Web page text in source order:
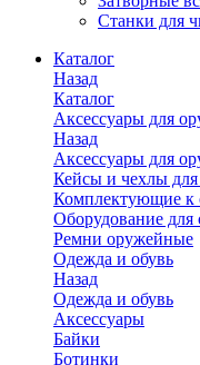
Станки для
Каталог
Назад
Каталог
Аксессуары для
Назад
Аксессуары для
Кейсы и чехлы
Комплектующие
Оборудование для
Ремни оружейные
Одежда и обувь
Назад
Одежда и обувь
Аксессуары
Байки
Ботинки